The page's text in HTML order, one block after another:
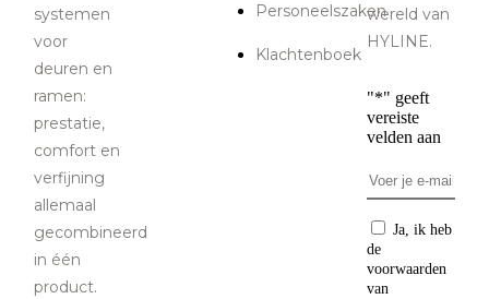
systemen
voor
deuren en
ramen:
prestatie,
comfort en
verfijning
allemaal
gecombineerd
in één
product.
Personeelszaken
Klachtenboek
wereld van
HYLINE.
"*" geeft
vereiste
velden aan
Email*
Ja, ik heb
de
voorwaarden
van